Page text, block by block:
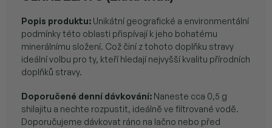
Popis produktu: Unikátní geografické a environmentální
podmínky této oblasti přispívají k jeho bohatému
minerálnímu složení. Což činí z tohoto doplňku stravy
ideální volbu pro ty, kteří hledají nejvyšší kvalitu přírodních
doplňků stravy.
Doporučené denní dávkování: Naneste cca 0,5 g
shilajitu a nechte rozpustit, ideálně ve filtrované vodě.
Doporučujeme dávkovat ráno na lačno nebo před